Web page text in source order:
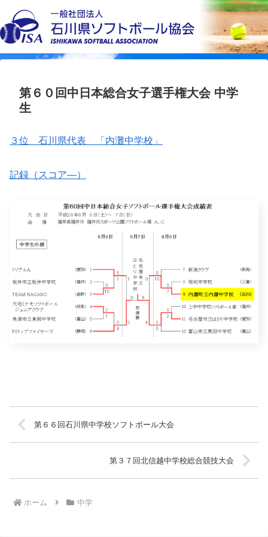
第６０回中日本総合女子選手権大会 中学
生
３位 石川県代表 「内灘中学校」
記録（スコア―）
第６６回石川県中学校ソフトボール大会
第３７回北信越中学校総合競技大会
ホーム 中学